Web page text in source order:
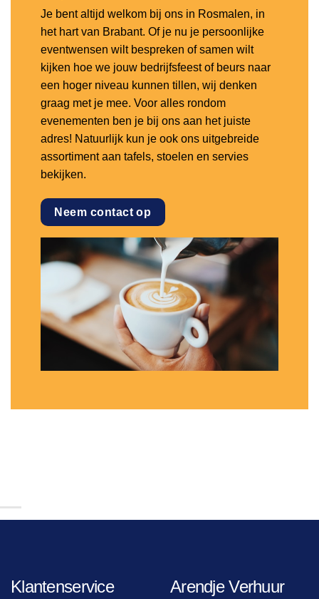
Je bent altijd welkom bij ons in Rosmalen, in
het hart van Brabant. Of je nu je persoonlijke
eventwensen wilt bespreken of samen wilt
kijken hoe we jouw bedrijfsfeest of beurs naar
een hoger niveau kunnen tillen, wij denken
graag met je mee. Voor alles rondom
evenementen ben je bij ons aan het juiste
adres! Natuurlijk kun je ook ons uitgebreide
assortiment aan tafels, stoelen en servies
bekijken.
Neem contact op
Klantenservice Arendje Verhuur